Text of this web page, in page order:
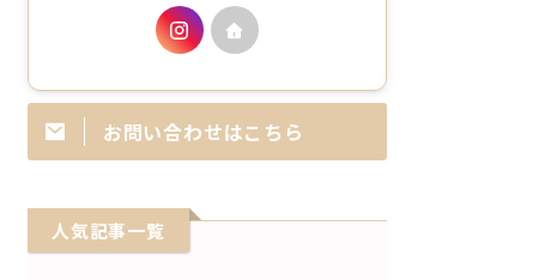
お問い合わせはこちら
人気記事一覧